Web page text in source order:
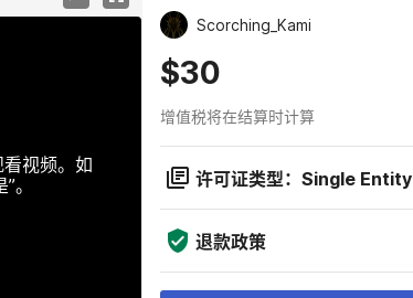
视频。如
。
Scorching_Kami
$30
增值税将在结算时计算
许可证类型：Single Entity
退款政策